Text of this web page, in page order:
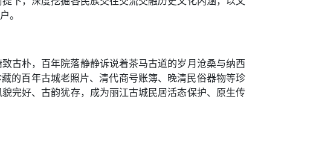
。
古朴，百年院落静静诉说着茶马古道的岁月沧桑与纳西
的百年古城老照片、清代商号账簿、晚清民俗器物等珍
完好、古韵犹存，成为丽江古城民居活态保护、原生传